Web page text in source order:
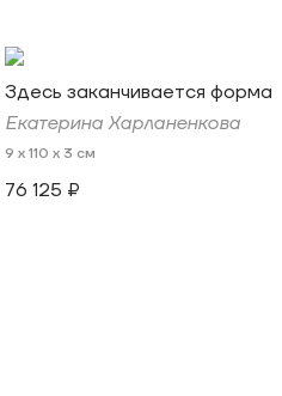
Здесь заканчивается форма
Екатерина Харланенкова
9 x 110 x 3 см
76 125 ₽